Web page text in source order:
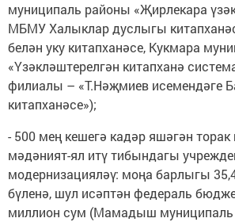
муниципаль районы «Җирлекара
МБМУ Халыклар дуслыгы
белән уку китапханәсе, Кукмара
«Үзәкләштерелгән китапханә
филиалы – «Т.Нәҗмиев исемендәге
китапханәсе»);
- 500 мең кешегә кадәр яшәгән торак
мәдәният-ял итү тибындагы
модернизацияләү: моңа барлыгы
бүленә, шул исәптән федераль
миллион сум (Мамадыш муниципаль